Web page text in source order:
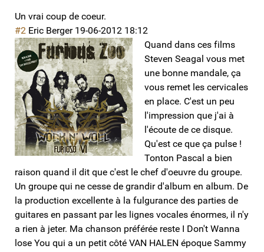
Un vrai coup de coeur.
#2 Eric Berger 19-06-2012 18:12
Quand dans ces films
Steven Seagal vous met
une bonne mandale, ça
vous remet les cervicales
en place. C'est un peu
l'impression que j'ai à
l'écoute de ce disque.
Qu'est ce que ça pulse !
Tonton Pascal a bien
raison quand il dit que c'est le chef d'oeuvre du groupe.
Un groupe qui ne cesse de grandir d'album en album. De
la production excellente à la fulgurance des parties de
guitares en passant par les lignes vocales énormes, il n'y
a rien à jeter. Ma chanson préférée reste I Don't Wanna
lose You qui a un petit côté VAN HALEN époque Sammy